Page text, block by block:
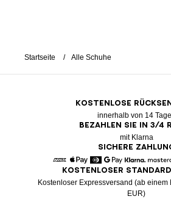
Startseite Alle Schuhe
KOSTENLOSE
innerhalb von 14
BEZAHLEN SIE IN 3/4
mit Klarna
SICHERE
American Express
Apple Pay
DinersGoogle Pay
Klarna
KOSTENLOSER
Kostenloser Expressversand (ab einem
EUR)